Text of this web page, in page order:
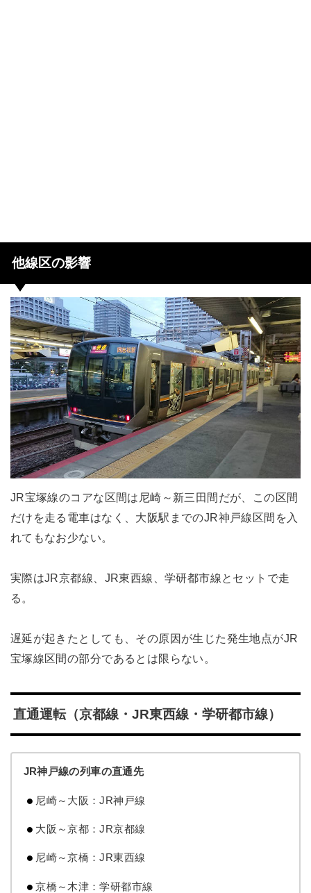
他線区の影響
JR宝塚線のコアな区間は尼崎～新三田間だが、この区間
だけを走る電車はなく、大阪駅までのJR神戸線区間を入
れてもなお少ない。
実際はJR京都線、JR東西線、学研都市線とセットで走
る。
遅延が起きたとしても、その原因が生じた発生地点がJR
宝塚線区間の部分であるとは限らない。
直通運転（京都線・JR東西線・学研都市線）
JR神戸線の列車の直通先
尼崎～大阪：JR神戸線
大阪～京都：JR京都線
尼崎～京橋：JR東西線
京橋～木津：学研都市線